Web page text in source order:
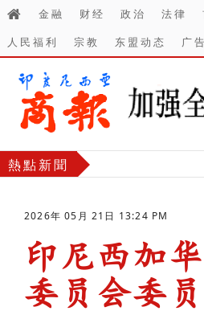
金融 财经 政治 法律
人民福利
宗教 东盟动态 广告
熱點新聞
2026年 05月 21日 13:24 PM
印尼西加
委员会委员